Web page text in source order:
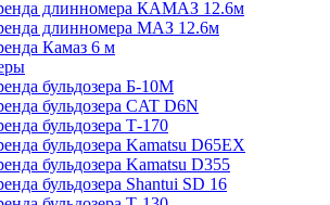
длинномера КАМАЗ 12.6м
длинномера МАЗ 12.6м
Камаз 6 м
бульдозера Б-10М
бульдозера CAT D6N
бульдозера Т-170
бульдозера Kamatsu D65EX
бульдозера Kamatsu D355
бульдозера Shantui SD 16